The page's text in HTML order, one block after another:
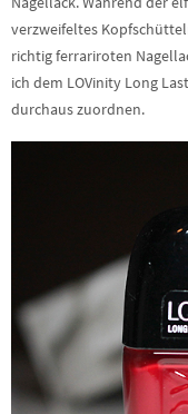
verzweifeltes
richtig ferrariroten
ich dem LOVinity Long
durchaus zuordnen.